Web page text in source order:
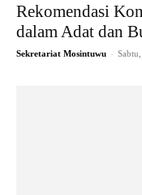
Rekomendasi
dalam Adat dan
Sekretariat Mosintuwu -